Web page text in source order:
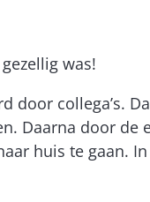
was!
door collega’s.
Daarna door de
huis te gaan.